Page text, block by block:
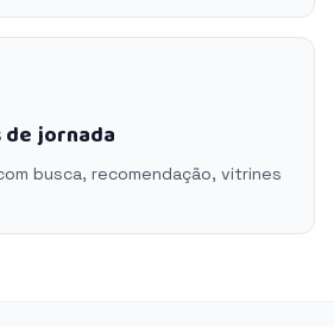
jornada
busca, recomendação, vitrines